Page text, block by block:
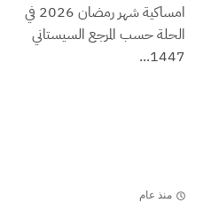
امساكية شهر رمضان 2026 في
الحلة حسب المرجع السيستاني
1447...
منذ عام